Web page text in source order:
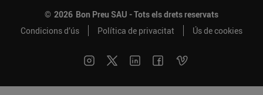
© 2026 Bon Preu SAU - Tots els drets reservats
Condicions d’ús
Política de privacitat Ús de cookies